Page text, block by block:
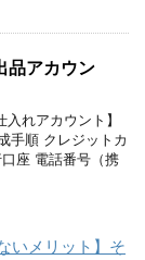
品アカウン
れアカウント】
手順 クレジットカ
座 電話番号（携
いメリット】そ